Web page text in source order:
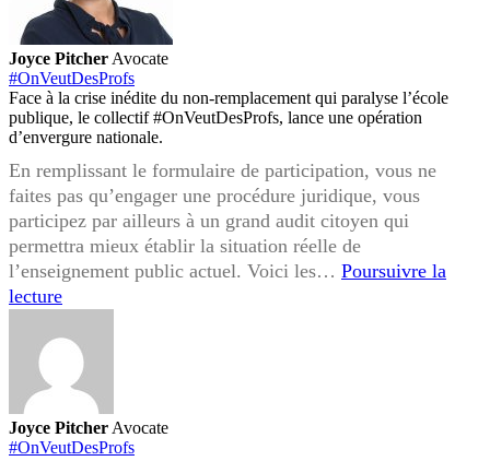
Joyce Pitcher Avocate
#OnVeutDesProfs
Face à la crise inédite du non-remplacement qui paralyse l’école
publique, le collectif #OnVeutDesProfs, lance une opération
d’envergure nationale.
En remplissant le formulaire de participation, vous ne
faites pas qu’engager une procédure juridique, vous
participez par ailleurs à un grand audit citoyen qui
permettra mieux établir la situation réelle de
l’enseignement public actuel. Voici les… Poursuivre la
lectureParticiper
grand
audit
et
réclamer
mon
Joyce Pitcher Avocate
#OnVeutDesProfs